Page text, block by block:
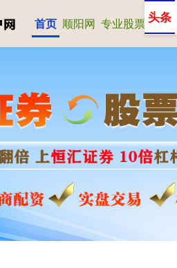
首页 顺阳网 专业股票配资
头条